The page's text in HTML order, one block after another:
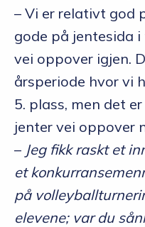
– Vi er relativt god
gode på jentesida
vei oppover igjen.
årsperiode hvor vi
5. plass, men det
jenter vei oppover
– Jeg fikk raskt et
et
på
elevene; var du